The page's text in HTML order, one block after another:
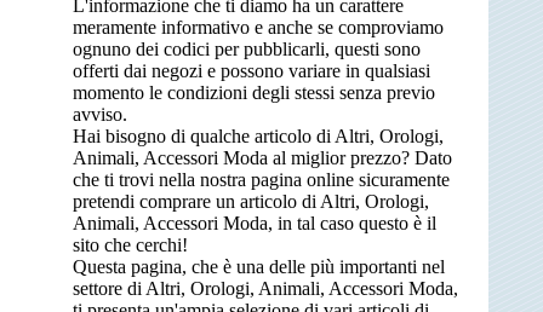
L'informazione che ti diamo ha un carattere
meramente informativo e anche se comproviamo
ognuno dei codici per pubblicarli, questi sono
offerti dai negozi e possono variare in qualsiasi
momento le condizioni degli stessi senza previo
avviso.
Hai bisogno di qualche articolo di Altri, Orologi,
Animali, Accessori Moda al miglior prezzo? Dato
che ti trovi nella nostra pagina online sicuramente
pretendi comprare un articolo di Altri, Orologi,
Animali, Accessori Moda, in tal caso questo è il
sito che cerchi!
Questa pagina, che è una delle più importanti nel
settore di Altri, Orologi, Animali, Accessori Moda,